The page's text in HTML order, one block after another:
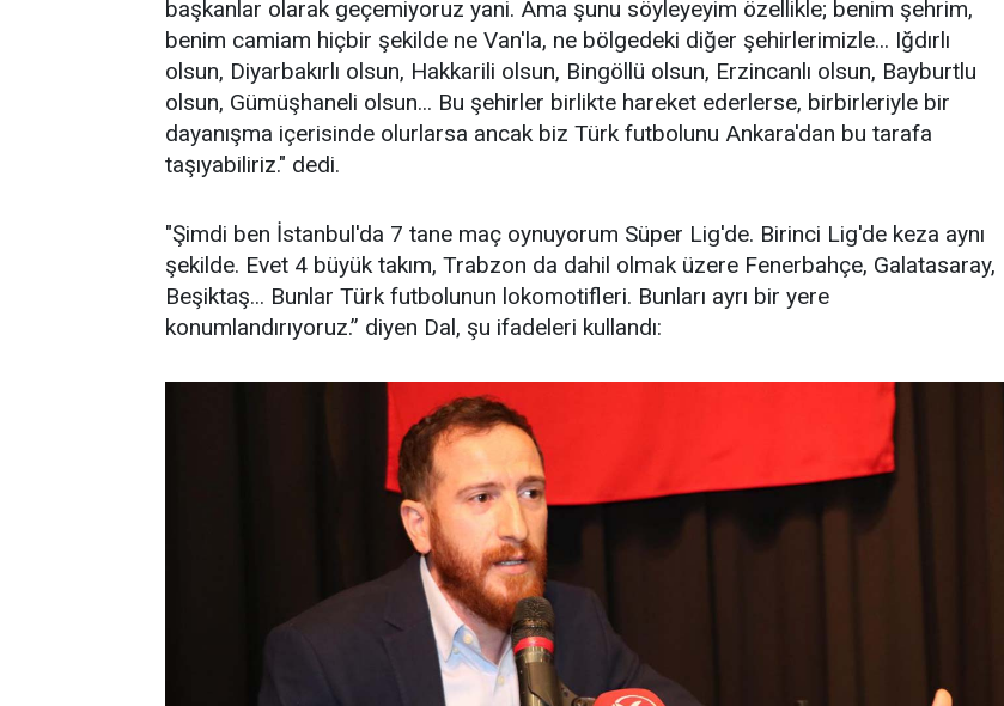
başkanlar olarak geçemiyoruz yani. Ama şunu söyleyeyim özellikle; benim şehrim,
benim camiam hiçbir şekilde ne Van'la, ne bölgedeki diğer şehirlerimizle... Iğdırlı
olsun, Diyarbakırlı olsun, Hakkarili olsun, Bingöllü olsun, Erzincanlı olsun, Bayburtlu
olsun, Gümüşhaneli olsun... Bu şehirler birlikte hareket ederlerse, birbirleriyle bir
dayanışma içerisinde olurlarsa ancak biz Türk futbolunu Ankara'dan bu tarafa
taşıyabiliriz." dedi.
"Şimdi ben İstanbul'da 7 tane maç oynuyorum Süper Lig'de. Birinci Lig'de keza aynı
şekilde. Evet 4 büyük takım, Trabzon da dahil olmak üzere Fenerbahçe, Galatasaray,
Beşiktaş... Bunlar Türk futbolunun lokomotifleri. Bunları ayrı bir yere
konumlandırıyoruz.” diyen Dal, şu ifadeleri kullandı: